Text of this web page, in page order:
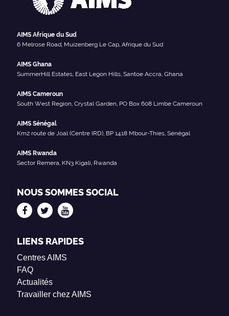
AIMS Afrique du Sud
6 Melrose Road, Muizenberg Le Cap, Afrique du Sud
AIMS Ghana
SummerHill Estates, East Legon Hills, Santoe Accra, Ghana
AIMS Cameroun
South West Region, Crystal Garden, PO Box 608 Limbe Cameroun
AIMS Sénégal
Km2 route de Joal (Centre IRD), BP 1418 Mbour-Thies, Sénégal
AIMS Rwanda
Sector Remera, KN3 Kigali, Rwanda
NOUS SOMMES SOCIAL
LIENS RAPIDES
Centres AIMS
FAQ
Actualités
Travailler chez AIMS